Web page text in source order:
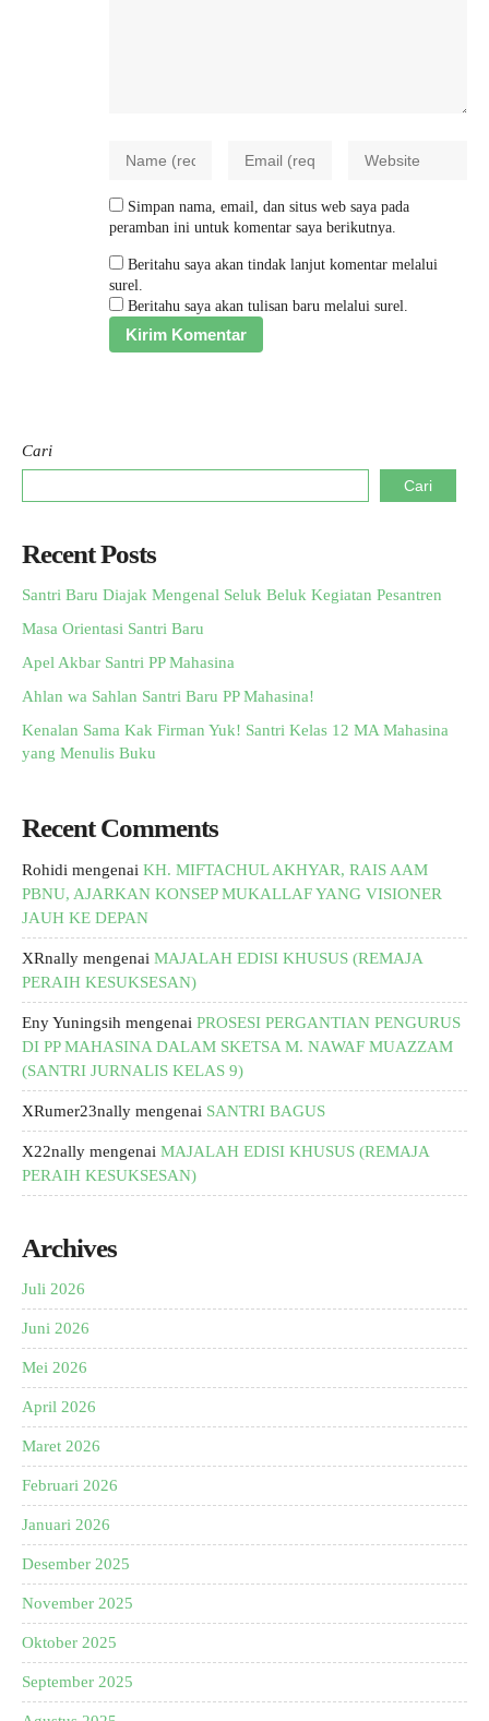
Simpan nama, email, dan situs web saya pada
peramban ini untuk komentar saya berikutnya.
Beritahu saya akan tindak lanjut komentar melalui
surel.
Beritahu saya akan tulisan baru melalui surel.
Cari
Cari
Recent Posts
Santri Baru Diajak Mengenal Seluk Beluk Kegiatan Pesantren
Masa Orientasi Santri Baru
Apel Akbar Santri PP Mahasina
Ahlan wa Sahlan Santri Baru PP Mahasina!
Kenalan Sama Kak Firman Yuk! Santri Kelas 12 MA Mahasina
yang Menulis Buku
Recent Comments
Rohidi mengenai KH. MIFTACHUL AKHYAR, RAIS AAM
PBNU, AJARKAN KONSEP MUKALLAF YANG VISIONER
JAUH KE DEPAN
XRnally mengenai MAJALAH EDISI KHUSUS (REMAJA
PERAIH KESUKSESAN)
Eny Yuningsih mengenai PROSESI PERGANTIAN PENGURUS
DI PP MAHASINA DALAM SKETSA M. NAWAF MUAZZAM
(SANTRI JURNALIS KELAS 9)
XRumer23nally mengenai SANTRI BAGUS
X22nally mengenai MAJALAH EDISI KHUSUS (REMAJA
PERAIH KESUKSESAN)
Archives
Juli 2026
Juni 2026
Mei 2026
April 2026
Maret 2026
Februari 2026
Januari 2026
Desember 2025
November 2025
Oktober 2025
September 2025